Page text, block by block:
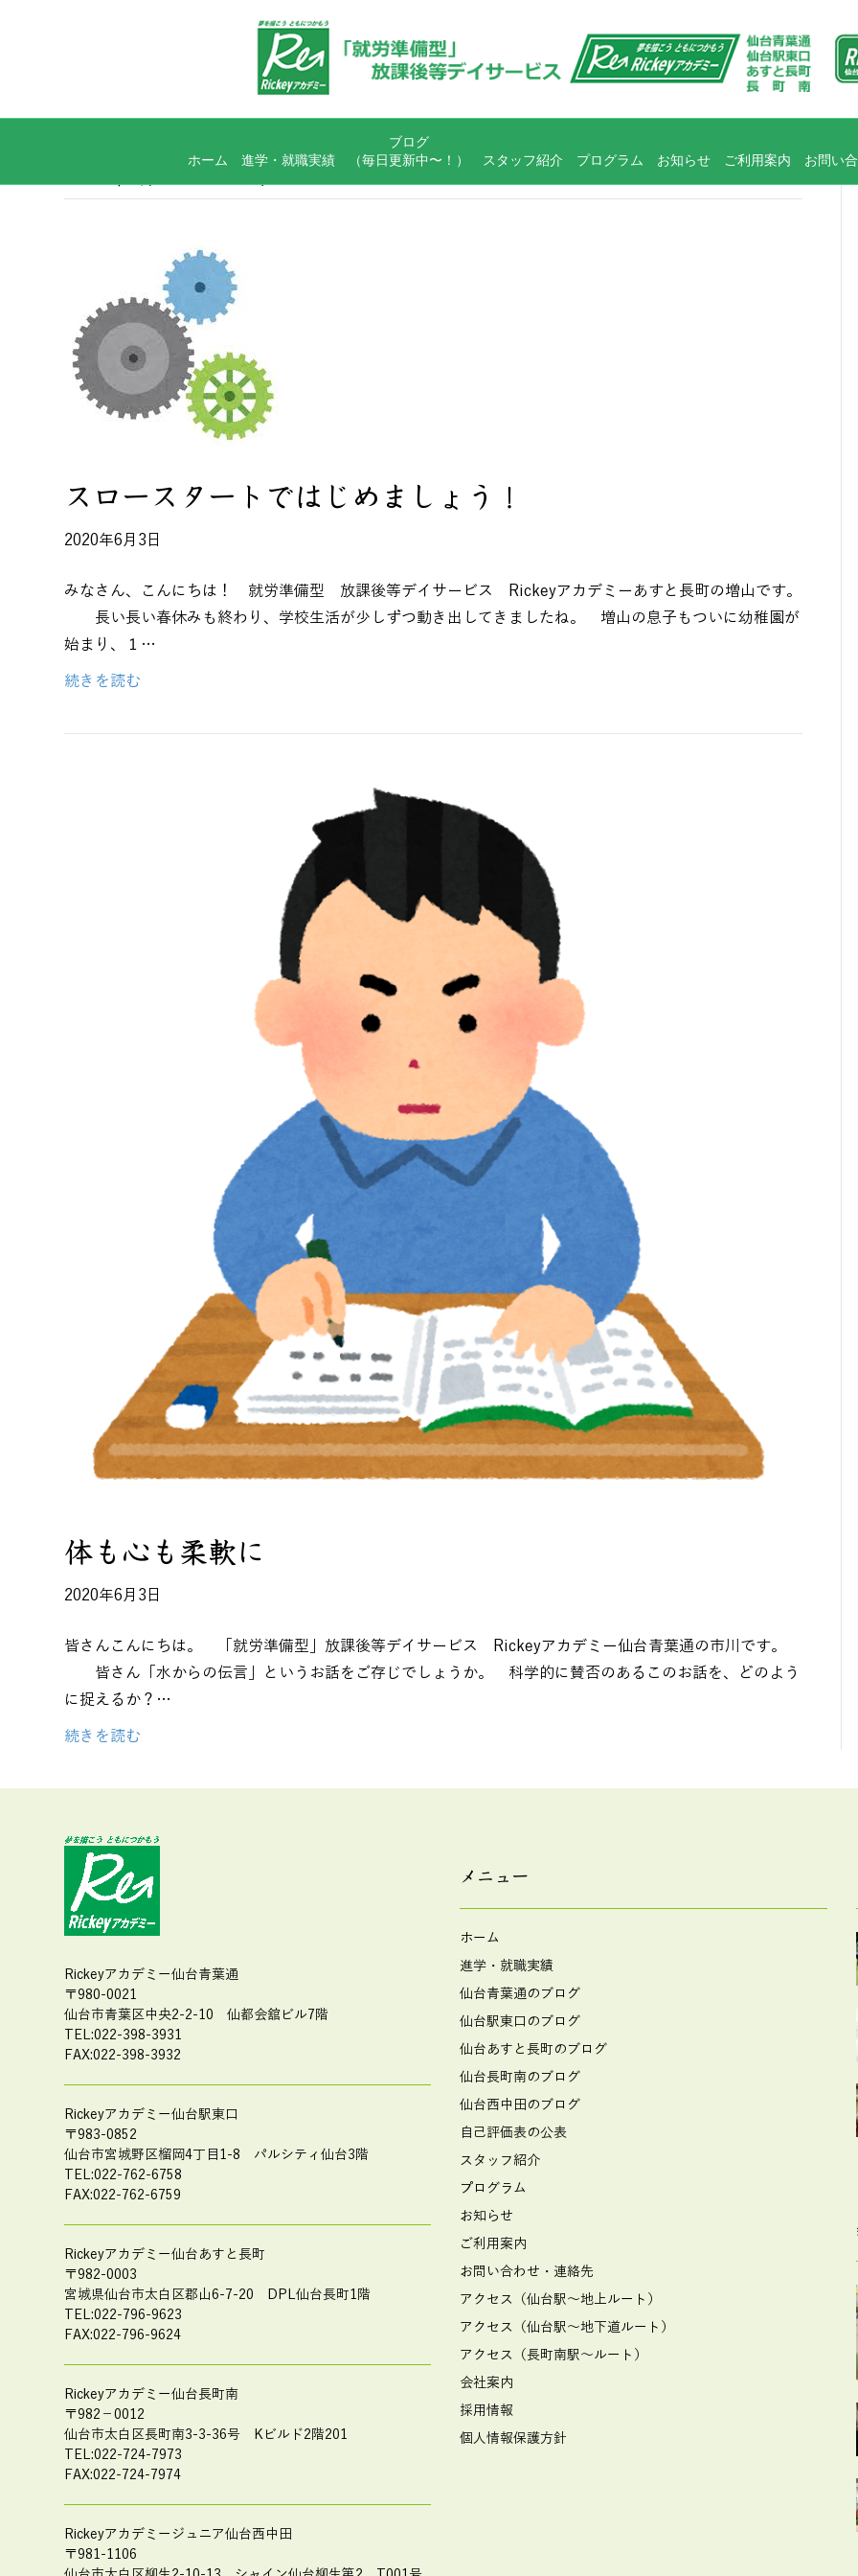
ホーム 進学・就職実績
ブログ
（毎日更新中〜！）
スタッフ紹介 プログラム お知らせ ご利用案内 お問い
スロースタートではじめましょう！
2020年6月3日
みなさん、こんにちは！ 就労準備型 放課後等デイサービス Rickeyアカデミーあすと長町の増山です。
長い長い春休みも終わり、学校生活が少しずつ動き出してきましたね。 増山の息子もついに幼稚園が
始まり、１…
続きを読む
体も心も柔軟に
2020年6月3日
皆さんこんにちは。 「就労準備型」放課後等デイサービス Rickeyアカデミー仙台青葉通の市川です。
皆さん「水からの伝言」というお話をご存じでしょうか。 科学的に賛否のあるこのお話を、どのよう
に捉えるか？…
続きを読む
Rickeyアカデミー仙台青葉通
〒980-0021
仙台市青葉区中央2-2-10仙都会舘ビル7階
TEL:022-398-3931
FAX:022-398-3932
Rickeyアカデミー仙台駅東口
〒983-0852
仙台市宮城野区榴岡4丁目1-8 パルシティ仙台3階
TEL:022-762-6758
FAX:022-762-6759
Rickeyアカデミー仙台あすと長町
〒982-0003
宮城県仙台市太白区郡山6-7-20
DPL仙台長町1階
TEL:022-796-9623
FAX:022-796-9624
Rickeyアカデミー仙台長町南
〒982－0012
仙台市太白区長町南3-3-36号
Kビルド2階201
TEL:022-724-7973
FAX:022-724-7974
Rickeyアカデミージュニア仙台西中田
〒981-1106
メニュー
ホーム
進学・就職実績
仙台青葉通のブログ
仙台駅東口のブログ
仙台あすと長町のブログ
仙台長町南のブログ
仙台西中田のブログ
自己評価表の公表
スタッフ紹介
プログラム
お知らせ
ご利用案内
お問い合わせ・連絡先
アクセス（仙台駅～地上ルート）
アクセス（仙台駅～地下道ルート）
アクセス（長町南駅～ルート）
会社案内
採用情報
個人情報保護方針